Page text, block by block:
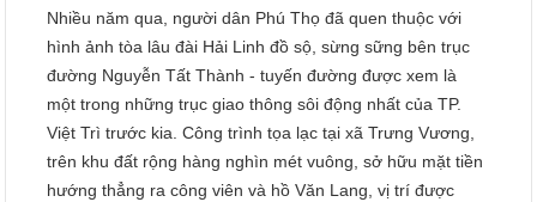
Nhiều năm qua, người dân Phú Thọ đã quen thuộc với
hình ảnh tòa lâu đài Hải Linh đồ sộ, sừng sững bên trục
đường Nguyễn Tất Thành - tuyến đường được xem là
một trong những trục giao thông sôi động nhất của TP.
Việt Trì trước kia. Công trình tọa lạc tại xã Trưng Vương,
trên khu đất rộng hàng nghìn mét vuông, sở hữu mặt tiền
hướng thẳng ra công viên và hồ Văn Lang, vị trí được